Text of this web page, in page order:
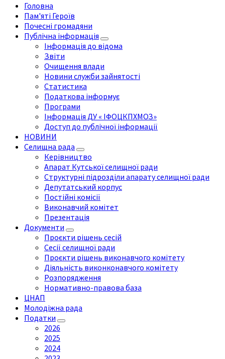
Головна
Пам'яті Героїв
Почесні громадяни
Публічна інформація
Інформація до відома
Звіти
Очищення влади
Новини служби зайнятості
Статистика
Податкова інформує
Програми
Інформація ДУ « ІФОЦКПХМОЗ»
Доступ до публічної інформації
НОВИНИ
Селищна рада
Керівництво
Апарат Кутської селищної ради
Структурні підрозділи апарату селищної ради
Депутатський корпус
Постійні комісії
Виконавчий комітет
Презентація
Документи
Проєкти рішень сесій
Сесії селищної ради
Проєкти рішень виконавчого комітету
Діяльність виконконавчого комітету
Розпорядження
Нормативно-правова база
ЦНАП
Молодіжна рада
Податки
2026
2025
2024